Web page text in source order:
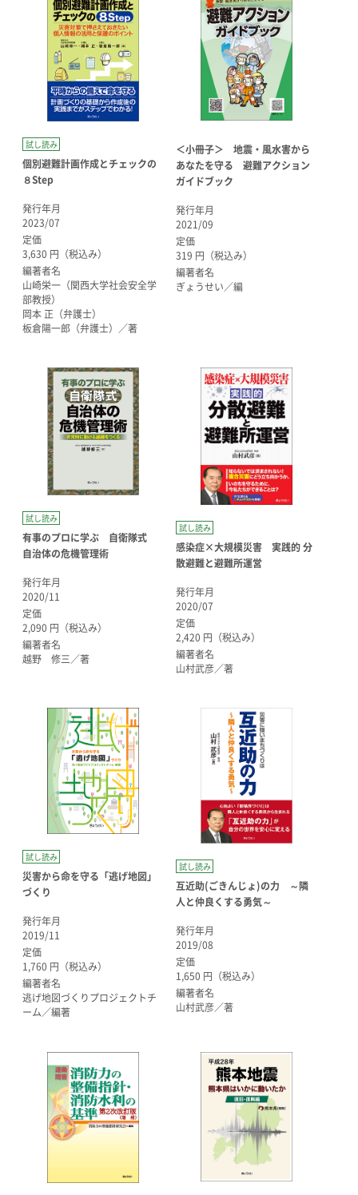
試し読み
個別避難計画作成とチェックの
８Step
発行年月
2023/07
定価
3,630 円（税込み）
編著者名
山崎栄一（関西大学社会安全学
部教授）
岡本 正（弁護士）
板倉陽一郎（弁護士）／著
＜小冊子＞ 地震・風水害から
あなたを守る 避難アクション
ガイドブック
発行年月
2021/09
定価
319 円（税込み）
編著者名
ぎょうせい／編
試し読み
有事のプロに学ぶ 自衛隊式
自治体の危機管理術
発行年月
2020/11
定価
2,090 円（税込み）
編著者名
越野 修三／著
試し読み
感染症×大規模災害 実践的 分
散避難と避難所運営
発行年月
2020/07
定価
2,420 円（税込み）
編著者名
山村武彦／著
試し読み
災害から命を守る「逃げ地図」
づくり
発行年月
2019/11
定価
1,760 円（税込み）
編著者名
逃げ地図づくりプロジェクトチ
ーム／編著
試し読み
互近助(ごきんじょ)の力 ～隣
人と仲良くする勇気～
発行年月
2019/08
定価
1,650 円（税込み）
編著者名
山村武彦／著